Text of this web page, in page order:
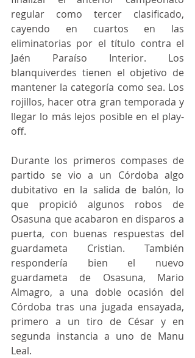
regular como tercer clasificado,
cayendo en cuartos en las
eliminatorias por el título contra el
Jaén Paraíso Interior. Los
blanquiverdes tienen el objetivo de
mantener la categoría como sea. Los
rojillos, hacer otra gran temporada y
llegar lo más lejos posible en el play-
off.
Durante los primeros compases de
partido se vio a un Córdoba algo
dubitativo en la salida de balón, lo
que propició algunos robos de
Osasuna que acabaron en disparos a
puerta, con buenas respuestas del
guardameta Cristian. También
respondería bien el nuevo
guardameta de Osasuna, Mario
Almagro, a una doble ocasión del
Córdoba tras una jugada ensayada,
primero a un tiro de César y en
segunda instancia a uno de Manu
Leal.